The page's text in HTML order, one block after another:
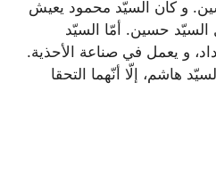
و كان السيّد محمود يعيش
السيّد حسين. أمّا السيّد
و يعمل في صناعة الأحذية.
هاشم، إلّا أنّهما التحقا